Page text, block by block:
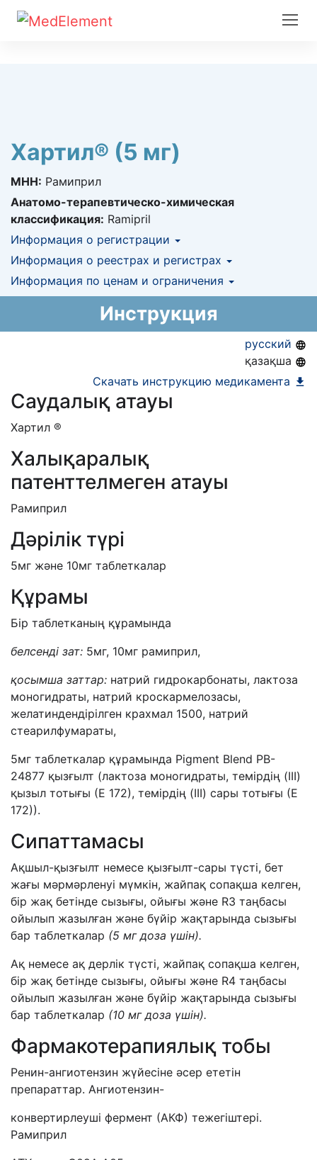
Хартил® (5 мг)
МНН: Рамиприл
Анатомо-терапевтическо-химическая
классификация: Ramipril
Информация о регистрации
Номер регистрации в РК:№ РК-ЛС-5№015173
Информация о регистрации в РК:06.12.2019 -
бессрочно
Номер регистрации в РБ:10418/15/20
09.11.2020 -
Информация о реестрах и регистрах
КНФ (ЛС включено в Казахстанский
национальный формуляр лекарственных
АЛО (Включено в Список бесплатного
амбулаторного лекарственного обеспечения)
ЕД (Включено в Список ЛС в рамках ГОБМП,
подлежащих закупу у Единого
дистрибьютора)
Информация по ценам и ограничения
Инструкция
русский
қазақша
Скачать инструкцию медикамента
Саудалық атауы
Хартил ®
Халықаралық
патенттелмеген атауы
Рамиприл
Дәрілік түрі
5мг және 10мг таблеткалар
Құрамы
Бір таблетканың құрамында
белсенді зат: 5мг, 10мг рамиприл,
қосымша заттар: натрий гидрокарбонаты, лактоза
моногидраты, натрий кроскармелозасы,
желатиндендірілген крахмал 1500, натрий
стеарилфумараты,
5мг таблеткалар құрамында Pigment Blend PB-
24877 қызғылт (лактоза моногидраты, темірдің (III)
қызыл тотығы (Е 172), темірдің (III) сары тотығы (Е
172)).
Сипаттамасы
Ақшыл-қызғылт немесе қызғылт-сары түсті, бет
жағы мәрмәрленуі мүмкін, жайпақ сопақша келген,
бір жақ бетінде сызығы, ойығы және R3 таңбасы
ойылып жазылған және бүйір жақтарында сызығы
бар таблеткалар (5 мгдоза үшін).
Ақ немесе ақ дерлік түсті, жайпақ сопақша келген,
бір жақ бетінде сызығы, ойығы және R4 таңбасы
ойылып жазылған және бүйір жақтарында сызығы
бар таблеткалар (10 мгдоза үшін).
Фармакотерапиялық тобы
Ренин-ангиотензин жүйесіне әсер ететін
препараттар. Ангиотензин-
конвертирлеуші фермент (АКФ) тежегіштері.
Рамиприл